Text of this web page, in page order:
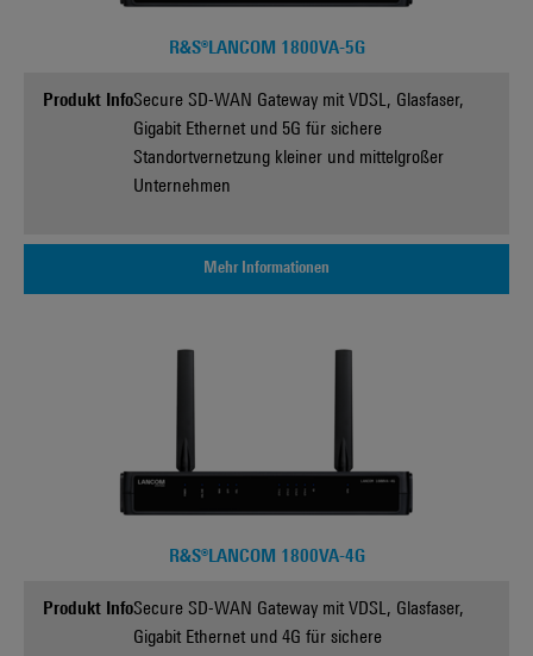
R&S®LANCOM 1800VA-5G
Produkt InfoSecure SD-WAN Gateway mit VDSL, Glasfaser,
Gigabit Ethernet und 5G für sichere
Standortvernetzung kleiner und mittelgroßer
Unternehmen
Mehr Informationen
R&S®LANCOM 1800VA-4G
Produkt InfoSecure SD-WAN Gateway mit VDSL, Glasfaser,
Gigabit Ethernet und 4G für sichere